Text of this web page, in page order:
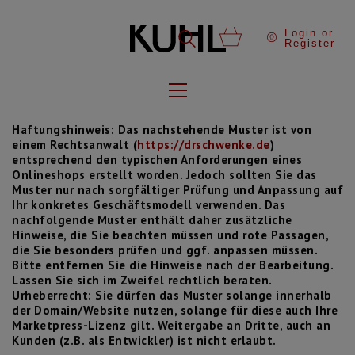
Login or
Register
Haftungshinweis: Das nachstehende Muster ist von
einem Rechtsanwalt (https://drschwenke.de)
entsprechend den typischen Anforderungen eines
Onlineshops erstellt worden. Jedoch sollten Sie das
Muster nur nach sorgfältiger Prüfung und Anpassung auf
Ihr konkretes Geschäftsmodell verwenden. Das
nachfolgende Muster enthält daher zusätzliche
Hinweise, die Sie beachten müssen und rote Passagen,
die Sie besonders prüfen und ggf. anpassen müssen.
Bitte entfernen Sie die Hinweise nach der Bearbeitung.
Lassen Sie sich im Zweifel rechtlich beraten.
Urheberrecht: Sie dürfen das Muster solange innerhalb
der Domain/Website nutzen, solange für diese auch Ihre
Marketpress-Lizenz gilt. Weitergabe an Dritte, auch an
Kunden (z.B. als Entwickler) ist nicht erlaubt.